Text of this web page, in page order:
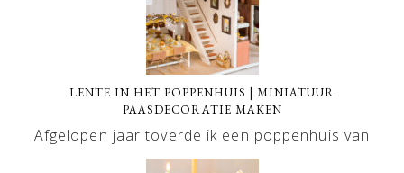
LENTE IN HET POPPENHUIS | MINIATUUR
PAASDECORATIE MAKEN
Afgelopen jaar toverde ik een poppenhuis van